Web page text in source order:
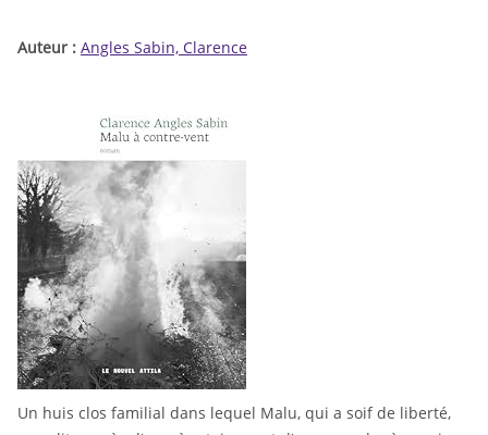
Auteur : Angles Sabin, Clarence
Un huis clos familial dans lequel Malu, qui a soif de liberté,